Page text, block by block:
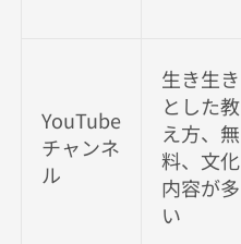
YouTube
チャンネ
ル
生き生き
とした教
え方、無
料、文化
内容が多
い